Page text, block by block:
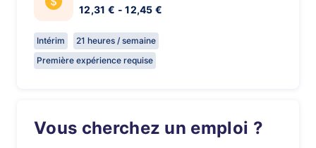
12,31 € - 12,45 €
Intérim
21 heures / semaine
Première expérience requise
Vous cherchez un emploi ?